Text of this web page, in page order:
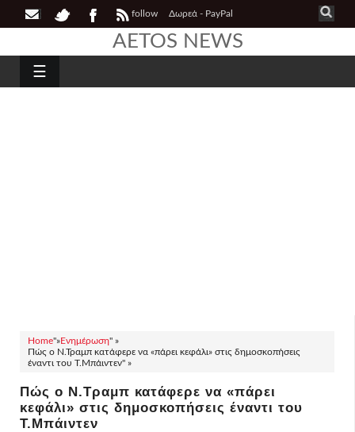
follow Δωρεά - PayPal
AETOS NEWS
☰
Home"»Ενημέρωση" »
Πώς ο Ν.Τραμπ κατάφερε να «πάρει κεφάλι» στις δημοσκοπήσεις
έναντι του Τ.Μπάιντεν" »
Πώς ο Ν.Τραμπ κατάφερε να «πάρει
κεφάλι» στις δημοσκοπήσεις έναντι του
Τ.Μπάιντεν